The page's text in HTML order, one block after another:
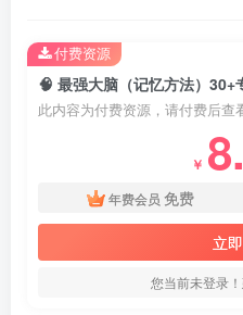
🧠 最强大脑（记忆方法）30+
此内容为付费资源，请付费后查
￥
年费会员 免费
立
您当前未登录
付费资源